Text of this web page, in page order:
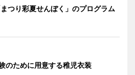
つり彩夏せんぼく」のプログラム
のために用意する稚児衣装